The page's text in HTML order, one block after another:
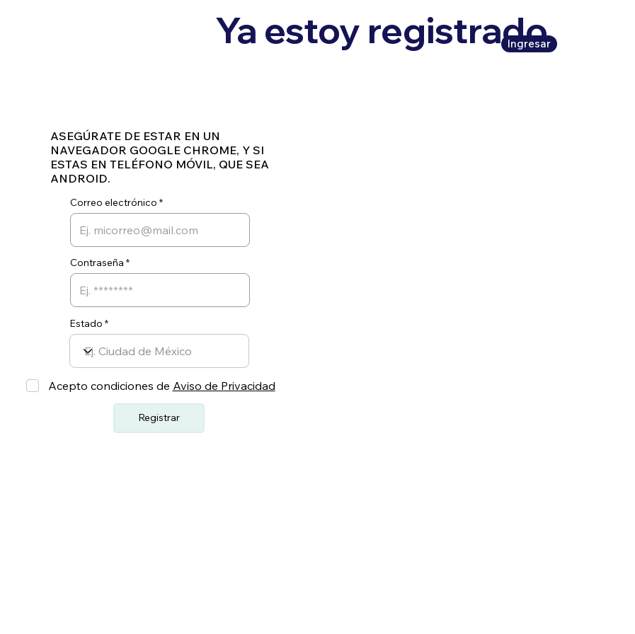
Ya estoy registrado,
Ingresar
Registrar
Acepto condiciones de Aviso de Privacidad
Estado
Contraseña
Correo electrónico
ASEGÚRATE DE ESTAR EN UN
NAVEGADOR GOOGLE CHROME, Y SI
ESTAS EN TELÉFONO MÓVIL, QUE SEA
ANDROID.